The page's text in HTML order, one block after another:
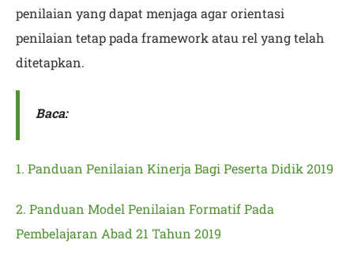
penilaian yang dapat menjaga agar orientasi
penilaian tetap pada framework atau rel yang telah
ditetapkan.
Baca:
1. Panduan Penilaian Kinerja Bagi Peserta Didik 2019
2. Panduan Model Penilaian Formatif Pada
Pembelajaran Abad 21 Tahun 2019